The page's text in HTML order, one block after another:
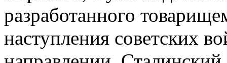
разработанного
наступления советских